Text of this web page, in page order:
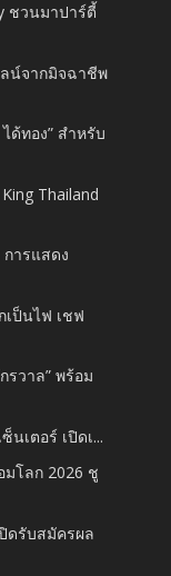
ชวนมาปาร์ตี้
ลน์จากมิจฉาชีพ
ด้ทอง” สำหรับ
Thailand
ารแสดง
เป็นไฟ เชฟ
รวาล” พร้อม
นเตอร์ เปิดเ...
มโลก 2026 ชู
ดรับสมัครผล